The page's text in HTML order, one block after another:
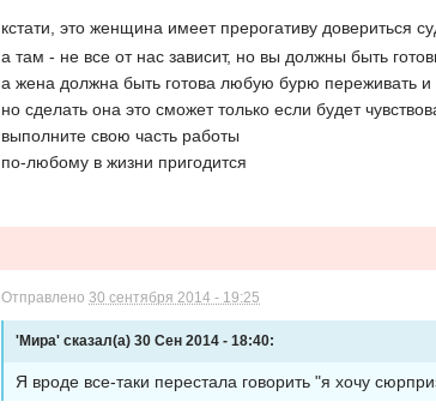
кстати, это женщина имеет прерогативу довериться
а там - не все от нас зависит, но вы должны быть
а жена должна быть готова любую бурю переживать и
но сделать она это сможет только если будет
выполните свою часть работы
по-любому в жизни пригодится
Отправлено30 сентября 2014 - 19:25
'Мира' сказал(а) 30 Сен 2014 - 18:40:
Я вроде все-таки перестала говорить "я хочу